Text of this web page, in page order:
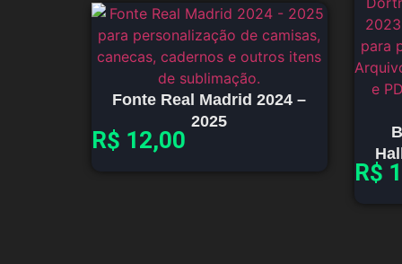
Fonte Real Madrid 2024 –
2025
R$ 12,00
R$